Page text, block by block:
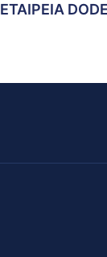
ΕΤΑΙΡΕΙΑ